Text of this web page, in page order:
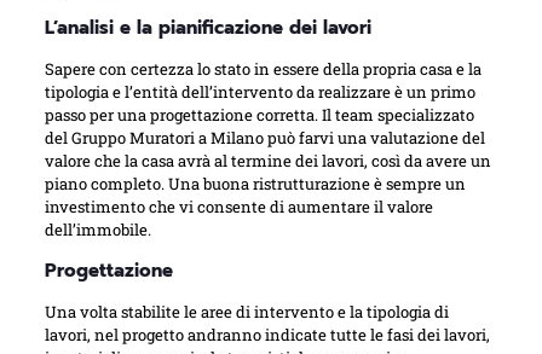
L’analisi e la pianificazione dei lavori
Sapere con certezza lo stato in essere della propria casa e la
tipologia e l’entità dell’intervento da realizzare è un primo
passo per una progettazione corretta. Il team specializzato
del Gruppo Muratori a Milano può farvi una valutazione del
valore che la casa avrà al termine dei lavori, così da avere un
piano completo. Una buona ristrutturazione è sempre un
investimento che vi consente di aumentare il valore
dell’immobile.
Progettazione
Una volta stabilite le aree di intervento e la tipologia di
lavori, nel progetto andranno indicate tutte le fasi dei lavori,